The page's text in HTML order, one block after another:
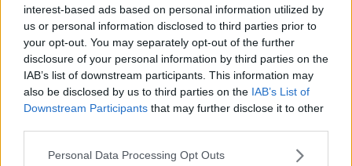
interest-based ads based on personal information utilized by
us or personal information disclosed to third parties prior to
your opt-out. You may separately opt-out of the further
disclosure of your personal information by third parties on the
IAB’s list of downstream participants. This information may
also be disclosed by us to third parties on the IAB’s List of
Downstream Participants that may further disclose it to other
Please note that this website/app uses one or more Google
Personal Data Processing Opt Outs